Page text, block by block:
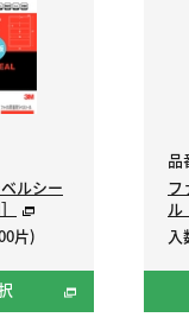
ルシー
片)
品
フ
ル
入